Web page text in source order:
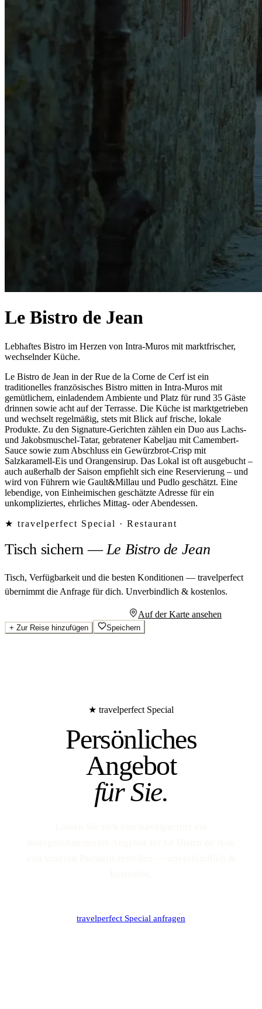
Le Bistro de Jean
Lebhaftes Bistro im Herzen von Intra-Muros mit marktfrischer,
wechselnder Küche.
Le Bistro de Jean in der Rue de la Corne de Cerf ist ein
traditionelles französisches Bistro mitten in Intra-Muros mit
gemütlichem, einladendem Ambiente und Platz für rund 35 Gäste
drinnen sowie acht auf der Terrasse. Die Küche ist marktgetrieben
und wechselt regelmäßig, stets mit Blick auf frische, lokale
Produkte. Zu den Signature-Gerichten zählen ein Duo aus Lachs-
und Jakobsmuschel-Tatar, gebratener Kabeljau mit Camembert-
Sauce sowie zum Abschluss ein Gewürzbrot-Crisp mit
Salzkaramell-Eis und Orangensirup. Das Lokal ist oft ausgebucht –
auch außerhalb der Saison empfiehlt sich eine Reservierung – und
wird von Führern wie Gault&Millau und Pudlo geschätzt. Eine
lebendige, von Einheimischen geschätzte Adresse für ein
unkompliziertes, ehrliches Mittag- oder Abendessen.
★ travelperfect Special · Restaurant
Tisch sichern—Le Bistro de Jean
Tisch, Verfügbarkeit und die besten Konditionen — travelperfect
übernimmt die Anfrage für dich. Unverbindlich & kostenlos.
Auf der Karte ansehen
+ Zur Reise hinzufügen Speichern
★ travelperfect Special
Persönliches
Angebot
für Sie.
travelperfect Special anfragen